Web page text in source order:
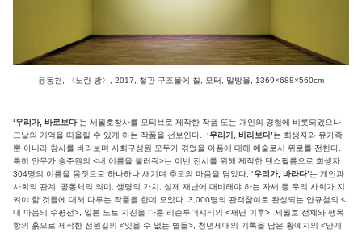
윤동천, 〈노란 방〉, 2017, 철판 구조물에 칠, 모터, 말방울, 1369×688×560cm
‘우리가, 바로보다’는 세월호참사를 모티브로 제작한 작품 또는 개인의 경험에 비롯되었으나
그날의 기억을 떠올릴 수 있게 하는 작품을 선보인다. ‘우리가, 바라보다’는 희생자와 유가족
뿐 아니라 참사를 바라보며 사회구성원 모두가 겪었을 아픔에 대해 예술로서 위로를 전한다.
특히 안무가 송주원의 <내 이름을 불러줘>는 이번 전시를 위해 제작한 댄스필름으로 희생자
304명의 이름을 몸짓으로 하나하나 새기며 추모의 마음을 담았다. ‘우리가, 바라다’는 개인과
사회의 관계, 공동체의 의미, 생명의 가치, 실제 재난에 대비해야 하는 자세 등 우리 사회가 지
켜야 할 것들에 대해 다루는 작품을 한데 모았다. 3,000명의 관객참여로 완성되는 안규철의 <
내 마음의 수평선>, 일본 노토 지진을 다룬 리슨투더시티의 <재난 이후>, 세월호 선체와 팽목
항의 흙으로 제작한 전원길의 <잊을 수 없는 별들>, 청년세대의 기록을 담은 황예지의 <안개